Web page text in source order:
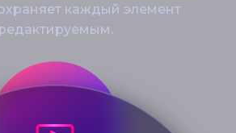
каждый элемент